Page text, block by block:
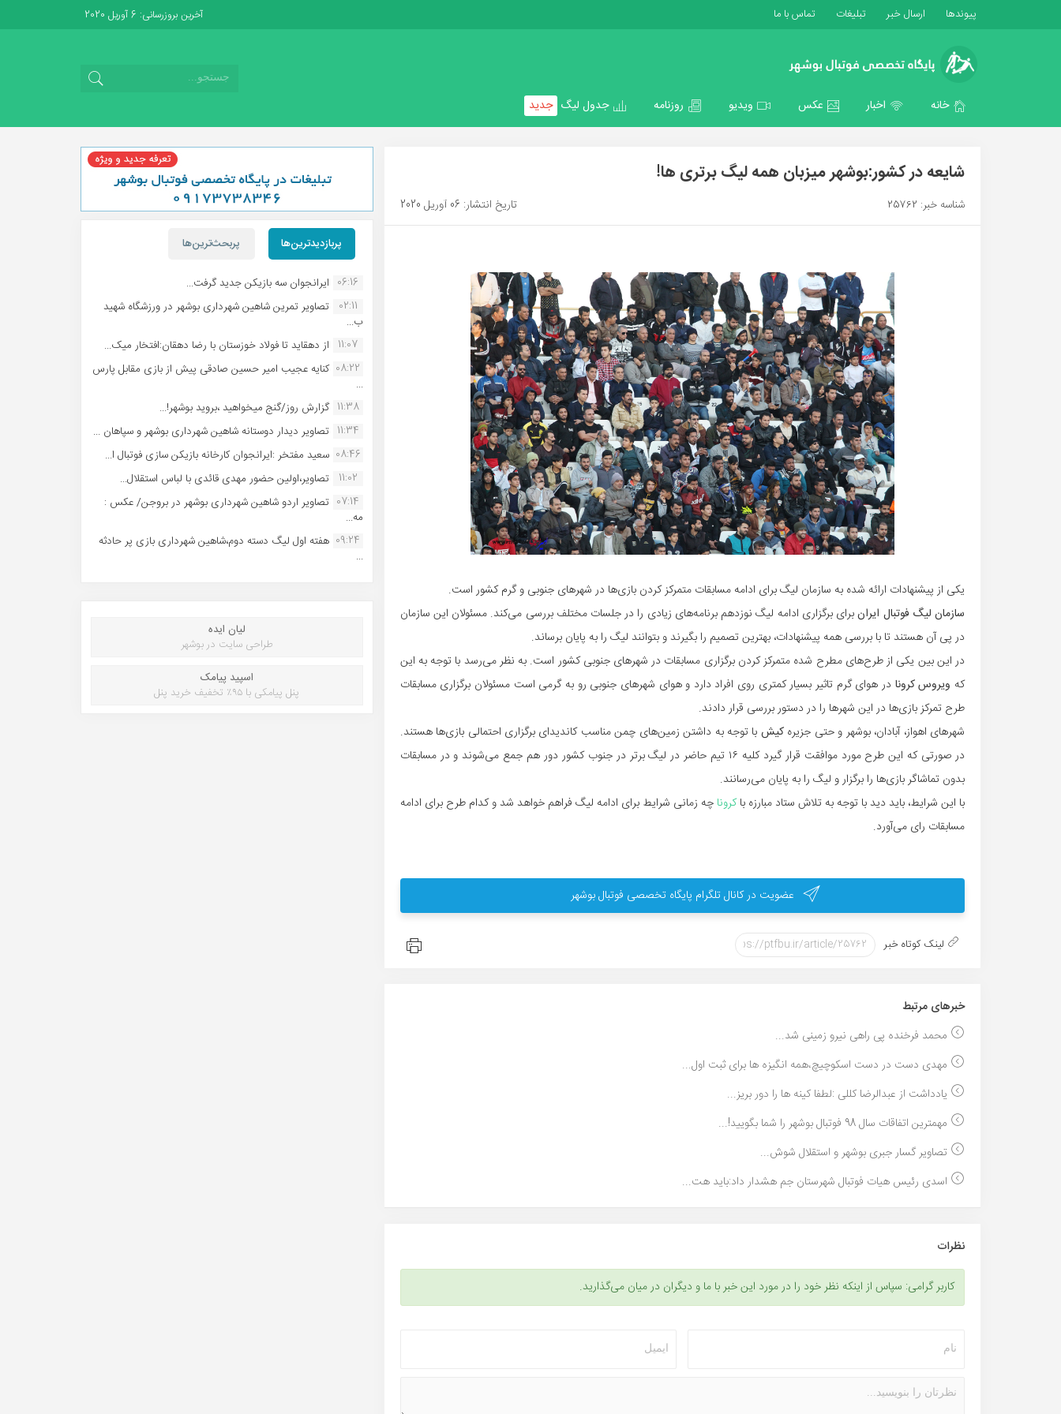
پیوندها ارسال خبر تبلیغات تماس با ما آخرین بروزرسانی: 6 آوریل 2020
خانه اخبار عکس ویدیو روزنامه جدول لیگ جدید
شایعه در کشور:بوشهر میزبان همه لیگ برتری ها!
شناسه خبر: 25762 تاریخ انتشار: 06 آوریل 2020
یکی از پیشنهادات ارائه شده به سازمان لیگ برای ادامه مسابقات متمرکز کردن بازی‌ها در شهر‌های جنوبی و گرم کشور است.
سازمان لیگ فوتبال ایرانبرای برگزاری ادامه لیگ نوزدهم برنامه‌های زیادی را در جلسات مختلف بررسی می‌کند. مسئولان این سازمان
در پی آن هستند تا با بررسی همه پیشنهادات، بهترین تصمیم را بگیرند و بتوانند لیگ را به پایان برساند.
در این بین یکی از طرح‌های مطرح شده متمرکز کردن برگزاری مسابقات در شهر‌های جنوبی کشور است. به نظر می‌رسد با توجه به این
که ویروس کرونا در هوای گرم تاثیر بسیار کمتری روی افراد دارد و هوای شهر‌های جنوبی رو به گرمی است مسئولان برگزاری مسابقات
طرح تمرکز بازی‌ها در این شهر‌ها را در دستور بررسی قرار دادند.
شهر‌های اهواز، آبادان، بوشهر و حتی جزیرهکیش با توجه به داشتن زمین‌های چمن مناسب کاندیدای برگزاری احتمالی بازی‌ها هستند.
در صورتی که این طرح مورد موافقت قرار گیرد کلیه ۱۶ تیم حاضر در لیگ برتر در جنوب کشور دور هم جمع می‌شوند و در مسابقات
بدون تماشاگر بازی‌ها را برگزار و لیگ را به پایان می‌رسانند.
با این شرایط، باید دید با توجه به تلاش ستاد مبارزه باکرونا چه زمانی شرایط برای ادامه لیگ فراهم خواهد شد و کدام طرح برای ادامه
مسابقات رای می‌آورد.
عضویت در کانال تلگرام پایگاه تخصصی فوتبال بوشهر
لینک کوتاه خبر
خبر‌های مرتبط
محمد فرخنده پی راهی نیرو زمینی شد...
مهدی دست در دست اسکوچیچ،همه انگیزه ها برای ثبت اول...
یادداشت از عبدالرضا کللی :لطفا کینه ها را دور بریز...
مهمترین اتفاقات سال 98 فوتبال بوشهر را شما بگویید!...
تصاویر گسار جبری بوشهر و استقلال شوش...
اسدی رئیس هیات فوتبال شهرستان جم هشدار داد:باید هت...
نظرات
کاربر گرامی: سپاس از اینکه نظر خود را در مورد این خبر با ما و دیگران در میان می‌گذارید.
پربازدیدترین‌ها پربحث‌ترین‌ها
06:16 ایرانجوان سه بازیکن جدید گرفت...
02:11
تصاویر تمرین شاهین شهردارى بوشهر در ورزشگاه شهید
ب...
11:07 از دهقاید تا فولاد خوزستان با رضا دهقان:افتخار میک...
08:22 کنایه عجیب امیر حسین صادقی پیش از بازی مقابل پارس
...
11:38 گزارش روز/گنج میخواهید ،بروید بوشهر!...
11:34 تصاویر دیدار دوستانه شاهین شهردارى بوشهر و سپاهان ...
08:46 سعید مفتخر :ایرانجوان کارخانه بازیکن سازی فوتبال ا...
11:02
تصاویر،اولین حضور مهدی قائدی با لباس استقلال...
07:14 تصاویر اردو شاهین شهرداری بوشهر در بروجن/ عکس :
مه...
09:24 هفته اول لیگ دسته دوم،شاهین شهرداری بازی پر حادثه
...
لیان ایده
طراحی سایت در بوشهر
اسپید پیامک
پنل پیامکی با ۹۵٪ تخفیف خرید پنل